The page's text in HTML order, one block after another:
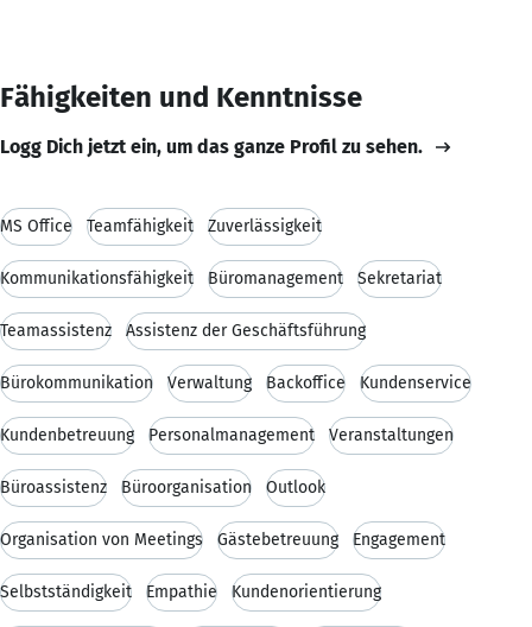
Fähigkeiten und Kenntnisse
Logg Dich jetzt ein, um das ganze Profil zu sehen.
MS Office Teamfähigkeit Zuverlässigkeit
Kommunikationsfähigkeit Büromanagement Sekretariat
Teamassistenz Assistenz der Geschäftsführung
Bürokommunikation Verwaltung Backoffice Kundenservice
Kundenbetreuung Personalmanagement Veranstaltungen
Büroassistenz Büroorganisation Outlook
Organisation von Meetings Gästebetreuung Engagement
Selbstständigkeit Empathie Kundenorientierung